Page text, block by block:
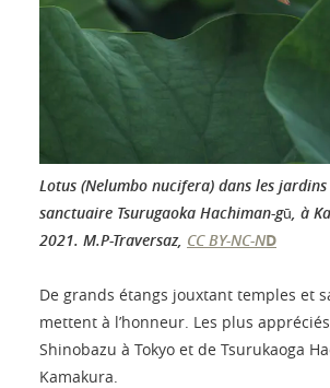
Lotus (Nelumbo nucifera) dans les jardins
sanctuaire Tsurugaoka Hachiman-gū, à
2021. M.P-Traversaz, CC BY-NC-ND
De grands étangs jouxtant temples et
mettent à l’honneur. Les plus
Shinobazu à Tokyo et de Tsurukaoga
Kamakura.